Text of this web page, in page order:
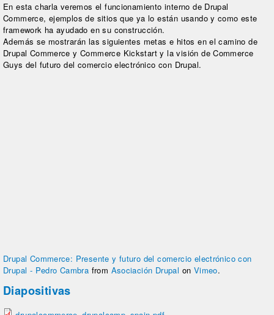
En esta charla veremos el funcionamiento interno de Drupal
Commerce, ejemplos de sitios que ya lo están usando y como este
framework ha ayudado en su construcción.
Además se mostrarán las siguientes metas e hitos en el camino de
Drupal Commerce y Commerce Kickstart y la visión de Commerce
Guys del futuro del comercio electrónico con Drupal.
Drupal Commerce: Presente y futuro del comercio electrónico con
Drupal - Pedro Cambra from Asociación Drupal on Vimeo.
Diapositivas